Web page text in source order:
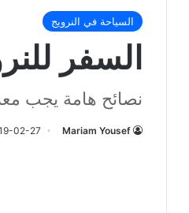
السياحة في النرويج
السفر
نصائح هامة يجب
Mariam Yousef
02-27